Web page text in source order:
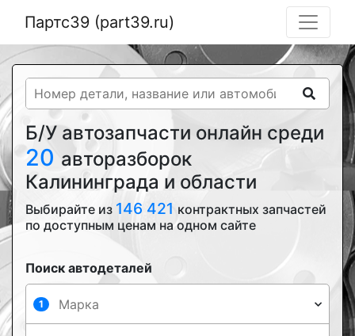
Партс39 (part39.ru)
Б/У автозапчасти онлайн среди
20 авторазборок
Калининграда и области
Выбирайте из 146 421 контрактных запчастей
по доступным ценам на одном сайте
Поиск автодеталей
1